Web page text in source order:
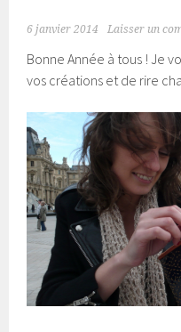
6 janvier 2014 Laisser un
Bonne Année à tous ! Je
vos créations et de rire